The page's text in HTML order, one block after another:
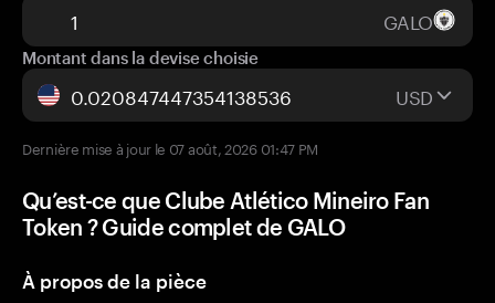
GALO
Montant dans la devise choisie
USD
Dernière mise à jour le 07 août, 2026 01:47 PM
Qu’est-ce que Clube Atlético Mineiro Fan
Token ? Guide complet de GALO
À propos de la pièce